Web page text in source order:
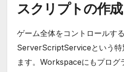
スクリプトの作成
ゲーム全体をコントロールす
ServerScriptServiceという特
ます。Workspaceにもプログ